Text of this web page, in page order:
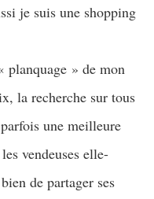
je suis une shopping
planquage » de mon
la recherche sur tous
une meilleure
vendeuses elle-
de partager ses